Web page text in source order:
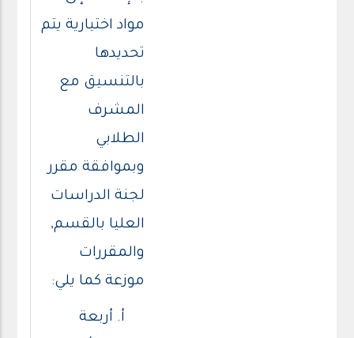
مواد اختيارية يتم
تحديدها
بالتنسيق مع
المشرف
الطلابي
وبموافقة مقرر
لجنة الدراسات
العليا بالقسم,
والمقررات
موزعة كما يلي:
أ. أربعة